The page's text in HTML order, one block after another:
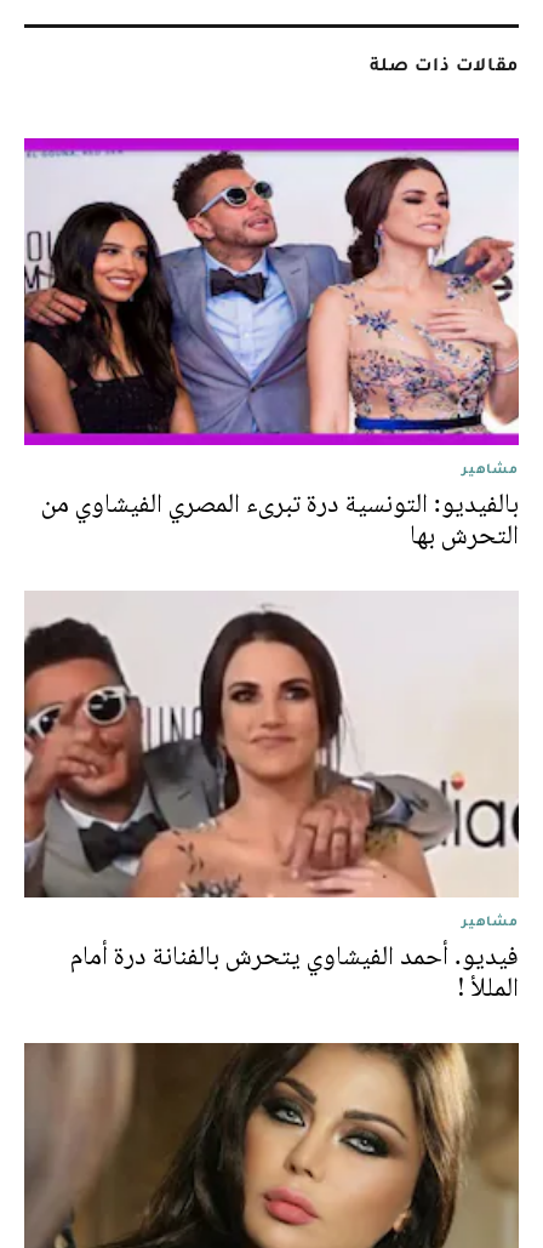
مقالات ذات صلة
مشاهير
بالفيديو: التونسية درة تبرىء المصري الفيشاوي من
التحرش بها
مشاهير
فيديو. أحمد الفيشاوي يتحرش بالفنانة درة أمام
المللأ !